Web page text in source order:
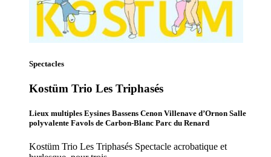
Spectacles
Kostüm Trio Les Triphasés
Lieux multiples Eysines Bassens Cenon Villenave d’Ornon Salle
polyvalente Favols de Carbon-Blanc Parc du Renard
Kostüm Trio Les Triphasés Spectacle acrobatique et